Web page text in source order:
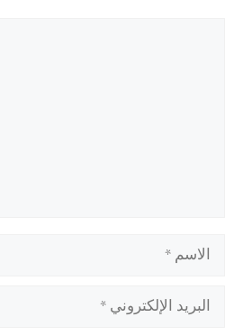
الاسم
البريد
الإلكتروني